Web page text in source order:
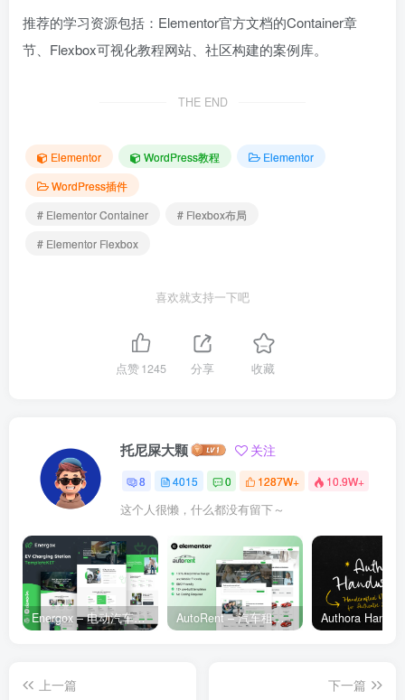
推荐的学习资源包括：Elementor官方文档的Container章
节、Flexbox可视化教程网站、社区构建的案例库。
THE END
Elementor WordPress教程
Elementor
WordPress插件
# Elementor Container
# Flexbox布局
# Elementor Flexbox
喜欢就支持一下吧
点赞1245 分享 收藏
托尼屎大颗 关注
8 4015 0 1287W+ 10.9W+
这个人很懒，什么都没有留下～
Energox – 电动汽车充电站 Elementor 模板套件 AutoRent – 汽车租赁服务 Elementor 模板套件
上一篇
下一篇